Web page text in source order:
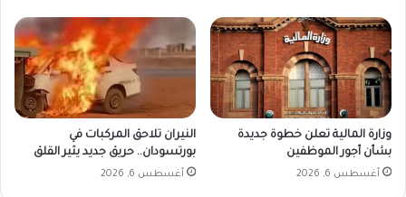
وزارة المالية تعلن خطوة جديدة
بشأن أجور الموظفين
أغسطس 6, 2026
النيران تلاحق المركبات في
بورتسودان.. حريق جديد يثير القلق
أغسطس 6, 2026